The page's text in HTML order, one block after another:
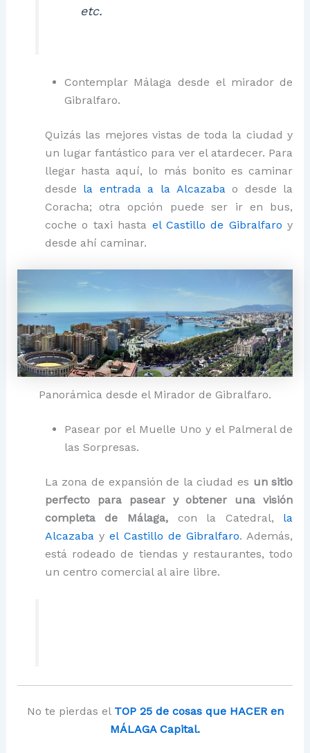
etc.
Contemplar Málaga desde el mirador de
Gibralfaro.
Quizás las mejores vistas de toda la ciudad y
un lugar fantástico para ver el atardecer. Para
llegar hasta aquí, lo más bonito es caminar
desde la entrada a la Alcazaba o desde la
Coracha; otra opción puede ser ir en bus,
coche o taxi hasta el Castillo de Gibralfaro y
desde ahí caminar.
Panorámica desde el Mirador de Gibralfaro.
Pasear por el Muelle Uno y el Palmeral de
las Sorpresas.
La zona de expansión de la ciudad es un sitio
perfecto para pasear y obtener una visión
completa de Málaga,con la Catedral, la
Alcazabayel Castillo de Gibralfaro. Además,
está rodeado de tiendas y restaurantes, todo
un centro comercial al aire libre.
No te pierdas el TOP 25 de cosas que HACER en
MÁLAGA Capital.